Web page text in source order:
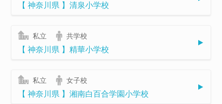
【 神奈川県 】清泉小学校
私立 共学校
【 神奈川県 】精華小学校
私立 女子校
【 神奈川県 】湘南白百合学園小学校